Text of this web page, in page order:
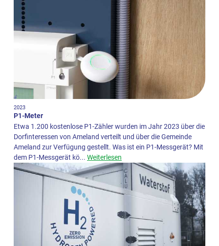
2023
P1-Meter
Etwa 1.200 kostenlose P1-Zähler wurden im Jahr 2023 über die
Dorfinteressen von Ameland verteilt und über die Gemeinde
Ameland zur Verfügung gestellt. Was ist ein P1-Messgerät? Mit
dem P1-Messgerät kö... Weiterlesen